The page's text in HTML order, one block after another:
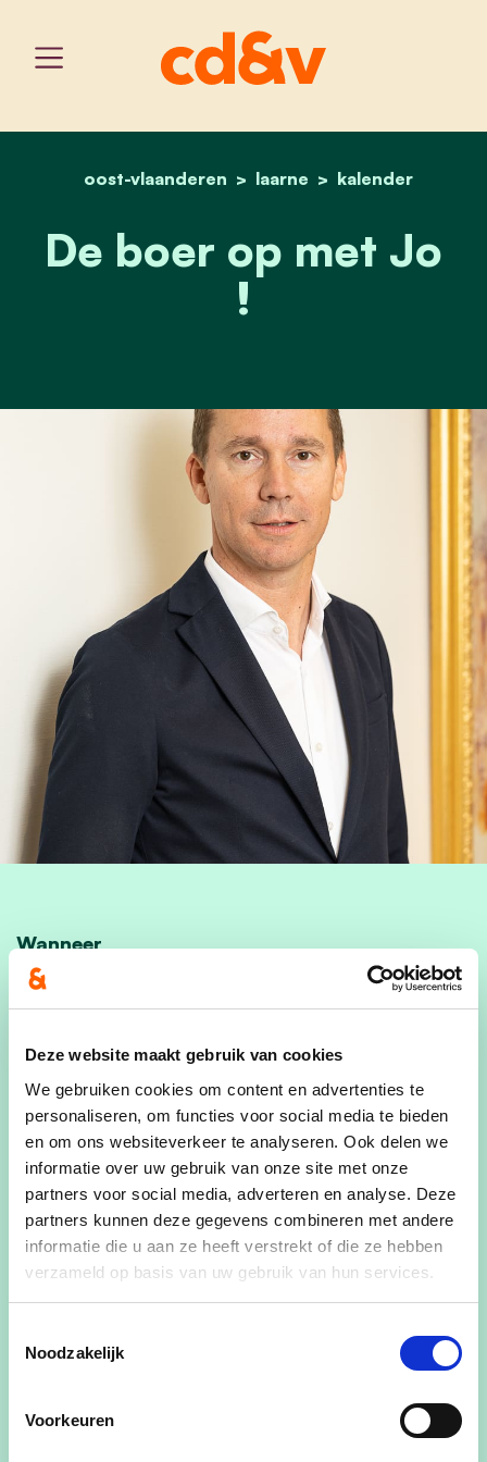
Deze website maakt gebruik van cookies
We gebruiken cookies om content en advertenties te
personaliseren, om functies voor social media te bieden
en om ons websiteverkeer te analyseren. Ook delen we
informatie over uw gebruik van onze site met onze
partners voor social media, adverteren en analyse. Deze
partners kunnen deze gegevens combineren met andere
informatie die u aan ze heeft verstrekt of die ze hebben
verzameld op basis van uw gebruik van hun services.
Noodzakelijk
Voorkeuren
home
oost-vlaanderen laarne kalender
de boer op met jo !
De boer op met Jo
!
Wanneer
19/03/24
19:30
Waar
Driekoningenplein 15
Merelbeke 9820
België
Deel dit evenement
Omdat we geloven dat burgers, bedrijven en
boeren deel zijn van de oplossing, en daarvoor